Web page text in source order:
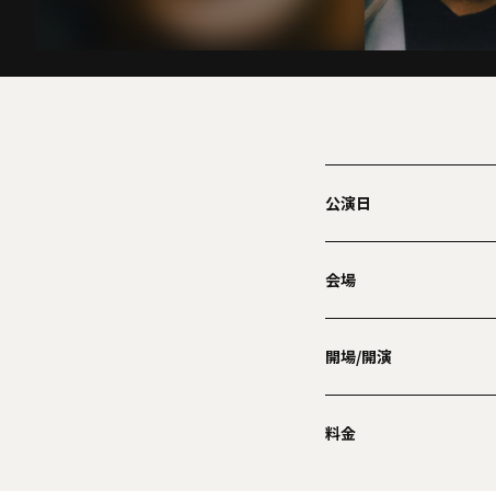
公演日
会場
開場/開演
料金